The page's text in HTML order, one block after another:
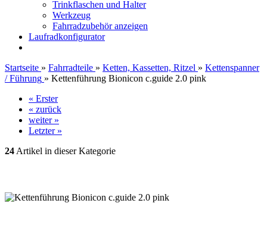
Trinkflaschen und Halter
Werkzeug
Fahrradzubehör anzeigen
Laufradkonfigurator
Startseite » Fahrradteile » Ketten, Kassetten, Ritzel » Kettenspanner
/ Führung » Kettenführung Bionicon c.guide 2.0 pink
« Erster
« zurück
weiter »
Letzter »
24 Artikel in dieser Kategorie